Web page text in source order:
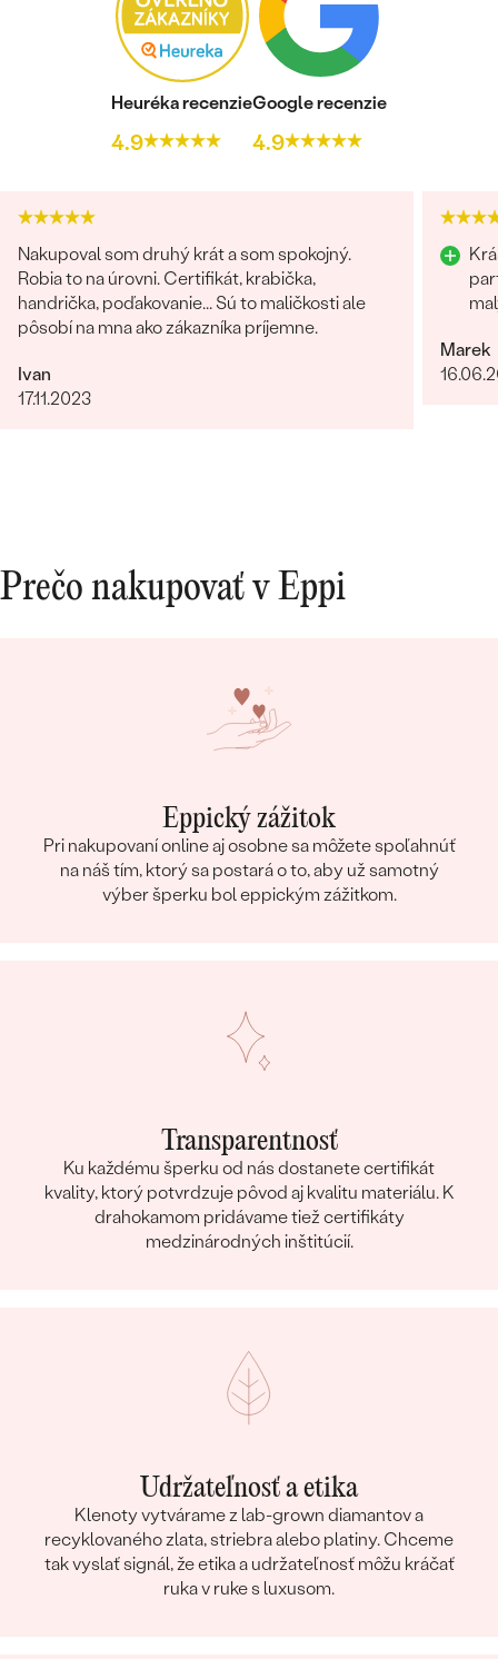
Heuréka recenzie
4.9
Google recenzie
4.9
Nakupoval som druhý krát a som spokojný.
Robia to na úrovni. Certifikát, krabička,
handrička, poďakovanie... Sú to maličkosti ale
pôsobí na mna ako zákazníka príjemne.
Ivan
17.11.2023
Marek
Prečo nakupovať v Eppi
Eppický zážitok
Pri nakupovaní online aj osobne sa môžete spoľahnúť
na náš tím, ktorý sa postará o to, aby už samotný
výber šperku bol eppickým zážitkom.
Transparentnosť
Ku každému šperku od nás dostanete certifikát
kvality, ktorý potvrdzuje pôvod aj kvalitu materiálu. K
drahokamom pridávame tiež certifikáty
medzinárodných inštitúcií.
Udržateľnosť a etika
Klenoty vytvárame z lab-grown diamantov a
recyklovaného zlata, striebra alebo platiny. Chceme
tak vyslať signál, že etika a udržateľnosť môžu kráčať
ruka v ruke s luxusom.